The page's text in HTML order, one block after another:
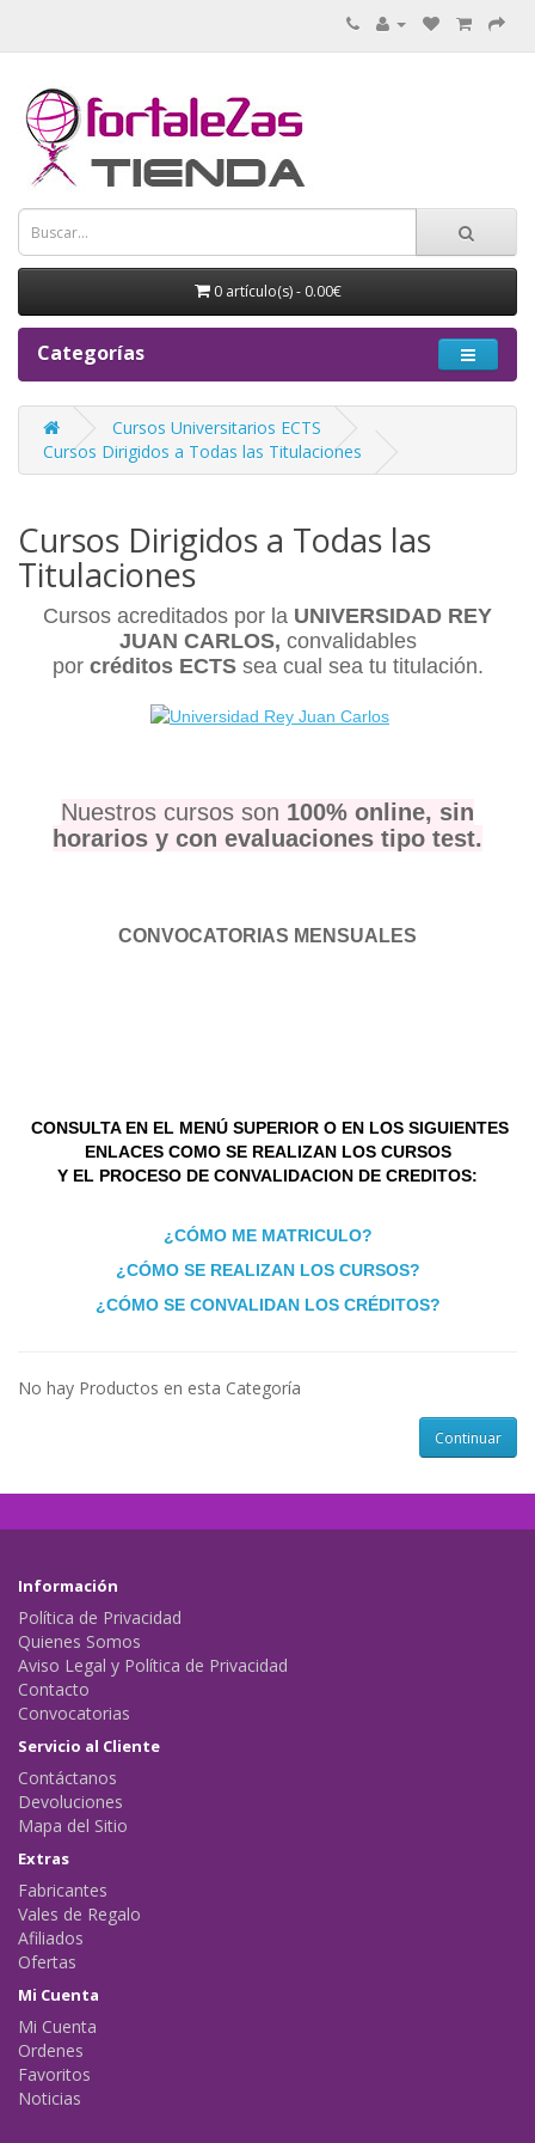
0 artículo(s) - 0.00€
Categorías
Cursos Universitarios ECTS
Cursos Dirigidos a Todas las Titulaciones
Cursos Dirigidos a Todas las
Titulaciones
Cursos acreditados por la UNIVERSIDAD REY
JUAN CARLOS, convalidables
por créditos ECTS sea cual sea tu titulación.
Nuestros cursos son 100% online, sin
horarios y con evaluaciones tipo test.
CONVOCATORIAS MENSUALES
CONSULTA EN EL MENÚ SUPERIOR O EN LOS SIGUIENTES
ENLACES COMO SE REALIZAN LOS CURSOS
Y EL PROCESO DE CONVALIDACION DE CREDITOS:
¿CÓMO ME MATRICULO?
¿CÓMO SE REALIZAN LOS CURSOS?
¿CÓMO SE CONVALIDAN LOS CRÉDITOS?
No hay Productos en esta Categoría
Continuar
Información
Política de Privacidad
Quienes Somos
Aviso Legal y Política de Privacidad
Contacto
Convocatorias
Servicio al Cliente
Contáctanos
Devoluciones
Mapa del Sitio
Extras
Fabricantes
Vales de Regalo
Afiliados
Ofertas
Mi Cuenta
Mi Cuenta
Ordenes
Favoritos
Noticias